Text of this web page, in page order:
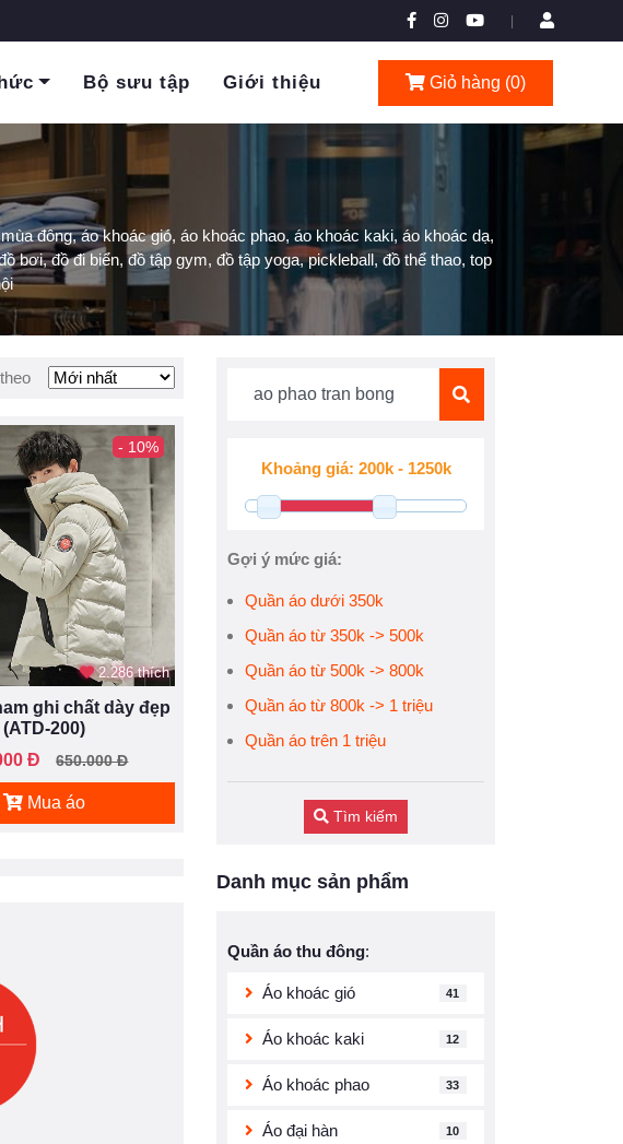
Bộ sưu tập Giới thiệu Giỏ hàng (0)
đông, áo khoác gió, áo khoác phao, áo khoác kaki, áo khoác dạ,
bơi, đồ đi biển, đồ tập gym, đồ tập yoga, pickleball, đồ thể thao, top
- 10%
2.286 thích
ghi chất dày đẹp
(ATD-200)
Đ
650.000 Đ
Mua áo
Gợi ý mức giá:
Quần áo dưới 350k
Quần áo từ 350k -> 500k
Quần áo từ 500k -> 800k
Quần áo từ 800k -> 1 triệu
Quần áo trên 1 triệu
Tìm kiếm
Danh mục sản phẩm
Quần áo thu đông:
Áo khoác gió 41
Áo khoác kaki 12
Áo khoác phao 33
Áo đại hàn 10